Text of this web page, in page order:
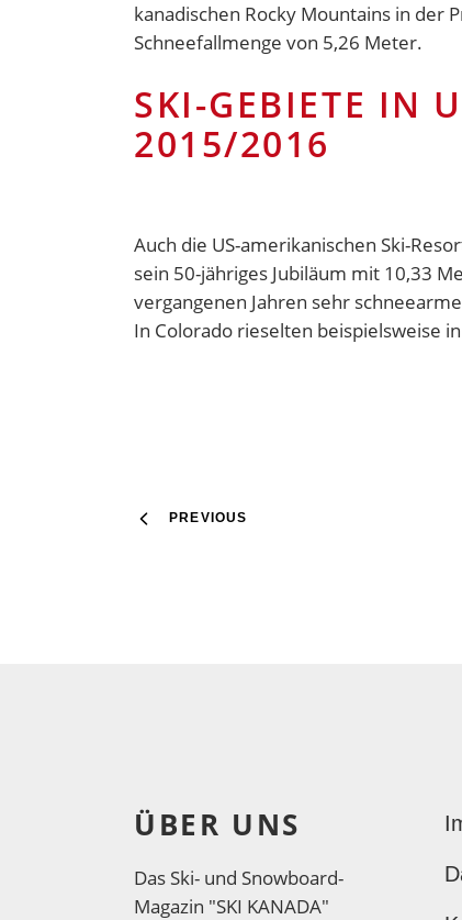
kanadischen Rocky Mountains in der
Schneefallmenge von 5,26 Meter.
SKI-GEBIETE IN
2015/2016
Auch die US-amerikanischen Ski-
sein 50-jähriges Jubiläum mit 10,33
vergangenen Jahren sehr
In Colorado rieselten beispielsweise in
PREVIOUS
ÜBER UNS
Das Ski- und Snowboard-
Magazin "SKI KANADA"